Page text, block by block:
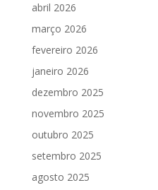
abril 2026
março 2026
fevereiro 2026
janeiro 2026
dezembro 2025
novembro 2025
outubro 2025
setembro 2025
agosto 2025